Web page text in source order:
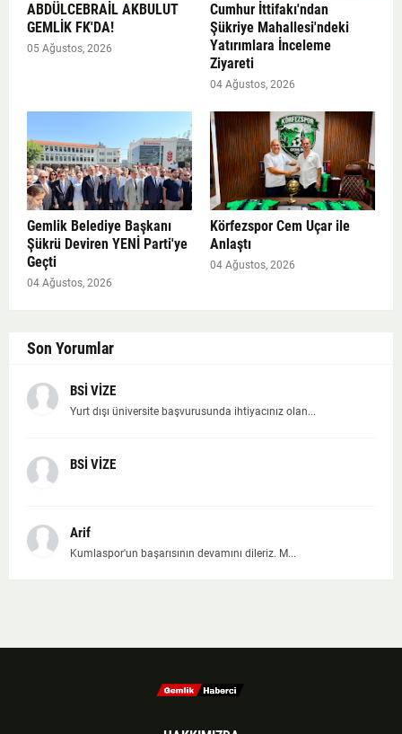
ABDÜLCEBRAİL AKBULUT
GEMLİK FK'DA!
05 Ağustos, 2026
Cumhur İttifakı'ndan
Şükriye Mahallesi'ndeki
Yatırımlara İnceleme
Ziyareti
04 Ağustos, 2026
Gemlik Belediye Başkanı
Şükrü Deviren YENİ Parti'ye
Geçti
04 Ağustos, 2026
Körfezspor Cem Uçar ile
Anlaştı
04 Ağustos, 2026
Son Yorumlar
BSİ VİZE
Yurt dışı üniversite başvurusunda ihtiyacınız olan...
BSİ VİZE
Arif
Kumlaspor'un başarısının devamını dileriz. M...